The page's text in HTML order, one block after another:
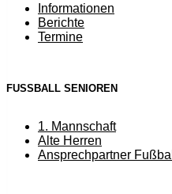
Informationen
Berichte
Termine
FUSSBALL SENIOREN
1. Mannschaft
Alte Herren
Ansprechpartner Fußball